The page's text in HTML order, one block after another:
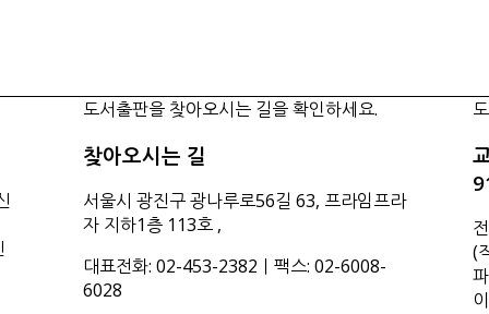
도서출판을 찾아오시는 길을 확인하세요.
찾아오시는 길
서울시 광진구 광나루로56길 63, 프라임프라
자 지하1층 113호 ,
대표전화: 02-453-2382ㅣ팩스: 02-6008-
6028
(